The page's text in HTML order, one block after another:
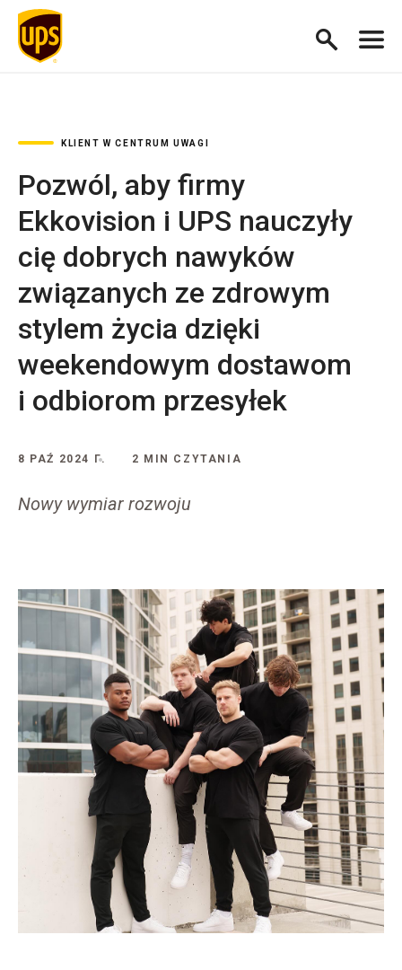
KLIENT W CENTRUM UWAGI
Pozwól, aby firmy
Ekkovision i UPS nauczyły
cię dobrych nawyków
związanych ze zdrowym
stylem życia dzięki
weekendowym dostawom
i odbiorom przesyłek
8 PAŹ 2024 Г. 2 MIN CZYTANIA
Nowy wymiar rozwoju